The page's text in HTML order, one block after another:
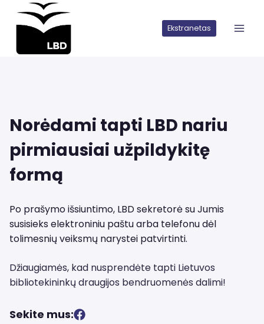
pereiti
turinio
Ekstranetas
Norėdami tapti LBD nariu
pirmiausiai užpildykitę
formą
Po prašymo išsiuntimo, LBD sekretorė su Jumis
susisieks elektroniniu paštu arba telefonu dėl
tolimesnių veiksmų narystei patvirtinti.
Džiaugiamės, kad nusprendėte tapti Lietuvos
bibliotekininkų draugijos bendruomenės dalimi!
Sekite mus: